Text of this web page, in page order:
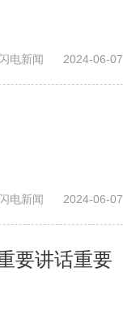
闪电新闻 2024-06-07
闪电新闻 2024-06-07
要讲话重要